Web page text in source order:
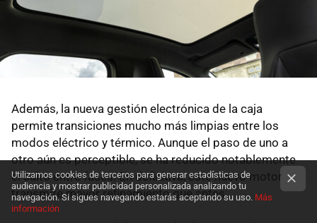
Además, la nueva gestión electrónica de la caja
permite transiciones mucho más limpias entre los
modos eléctrico y térmico. Aunque el paso de uno a
otro aún es perceptible, se ha reducido notablemente
el salto entre fases. En definitiva, este nuevo motor
transmite mayor refinamiento que antes.
Utilizamos cookies de terceros para generar estadísticas de
audiencia y mostrar publicidad personalizada analizando tu
navegación. Si sigues navegando estarás aceptando su uso. Más
información